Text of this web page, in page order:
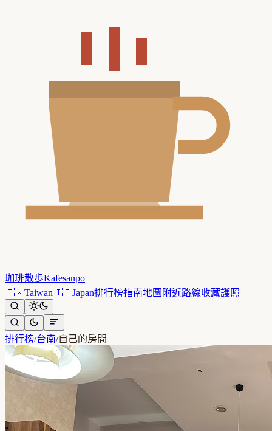
珈琲散歩Kafesanpo
🇹🇼Taiwan🇯🇵Japan排行榜指南地圖 附近路線收藏護照
排行榜/台南/自己的房間